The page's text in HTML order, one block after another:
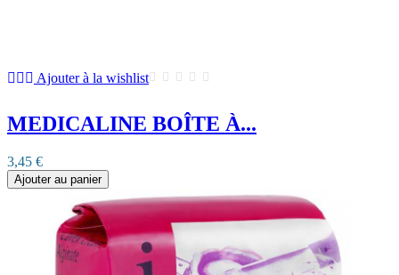
Ajouter à la wishlist
MEDICALINE BOÎTE À...
3,45 €
Ajouter au panier